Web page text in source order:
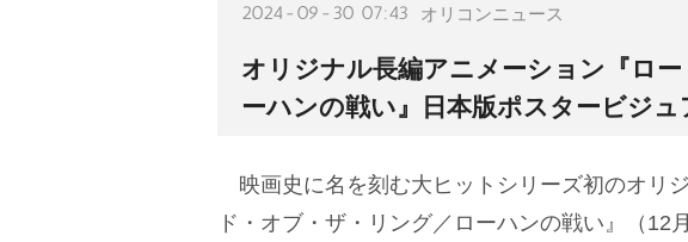
2024-09-30 07:43 オリコンニュース
オリジナル長編アニメーション『ロ
ーハンの戦い』日本版ポスタービジュ
映画史に名を刻む大ヒットシリーズ初のオリ
ド・オブ・ザ・リング／ローハンの戦い』（12